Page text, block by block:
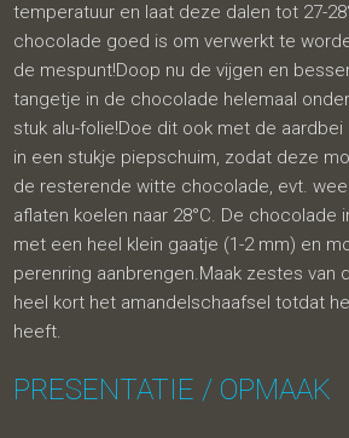
temperatuur en laat deze dalen tot 27-
chocolade goed is om verwerkt te
de mespunt!Doop nu de vijgen en
tangetje in de chocolade helemaal
stuk alu-folie!Doe dit ook met de
in een stukje piepschuim, zodat deze
de resterende witte chocolade, evt.
aflaten koelen naar 28°C. De chocolade
met een heel klein gaatje (1-2 mm) en
perenring aanbrengen.Maak zestes van
heel kort het amandelschaafsel totdat
heeft.
PRESENTATIE / OPMAAK